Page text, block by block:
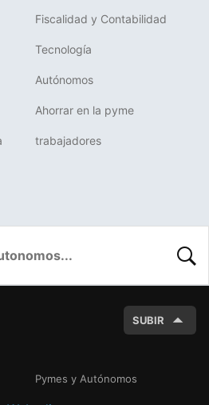
Fiscalidad y Contabilidad
Tecnología
Autónomos
Ahorrar en la pyme
trabajadores
SUBIR
Pymes y Autónomos